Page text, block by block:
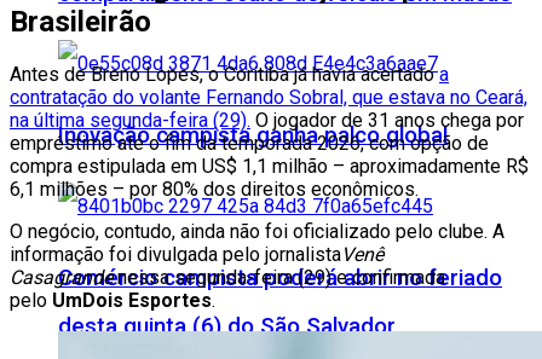
Inovação campista ganha palco global
Comércio campista poderá abrir no feriado
desta quinta (6) do São Salvador
Brasileirão
Antes de Breno Lopes, o Coritiba já havia acertadoa
contratação do volante Fernando Sobral, que estava no Ceará,
na última segunda-feira (29). O jogador de 31 anos chega por
empréstimo até o fim da temporada 2026, com opção de
compra estipulada em US$ 1,1 milhão – aproximadamente R$
6,1 milhões – por 80% dos direitos econômicos.
O negócio, contudo, ainda não foi oficializado pelo clube. A
informação foi divulgada pelo jornalistaVenê
Casagrandenessa segunda-feira (29) e confirmada
pelo UmDois Esportes.